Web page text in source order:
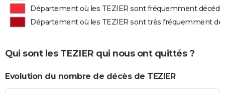
Département où les TEZIER sont fréquemment
Département où les TEZIER sont très fréquemment
Qui sont les TEZIER qui nous ont quittés ?
Evolution du nombre de décès de TEZIER